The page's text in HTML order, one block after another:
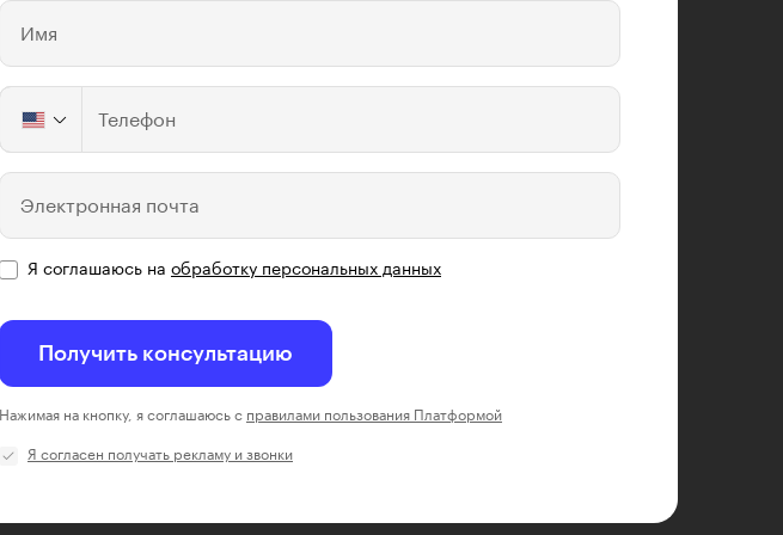
Имя
Телефон
Электронная почта
Я соглашаюсь на обработку персональных данных
Получить консультацию
Нажимая на кнопку, я соглашаюсь с правилами пользования Платформой
Я согласен получать рекламу и звонки